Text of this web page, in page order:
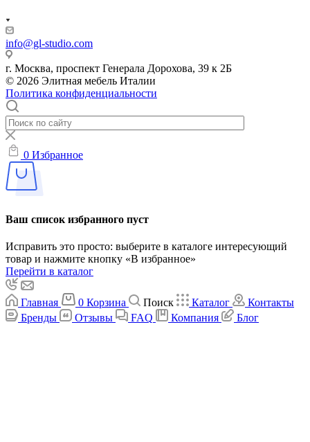
info@gl-studio.com
г. Москва, проспект Генерала Дорохова, 39 к 2Б
© 2026 Элитнaя мeбeль Итaлии
Политика конфиденциальности
0 Избранное
Ваш список избранного пуст
Исправить это просто: выберите в каталоге интересующий
товар и нажмите кнопку «В избранное»
Перейти в каталог
Главная 0 Корзина Поиск Каталог
Контакты
Бренды
Отзывы FAQ Компания Блог